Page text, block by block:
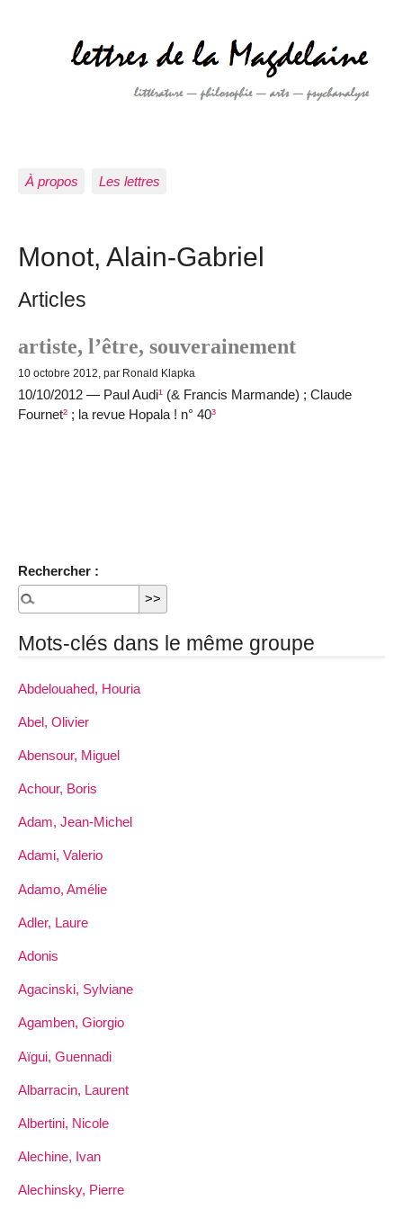
À propos Les lettres
Monot, Alain-Gabriel
Articles
artiste, l’être, souverainement
10 octobre 2012, par Ronald Klapka
10/10/2012 — Paul Audi¹ (& Francis Marmande) ; Claude
Fournet² ; la revue Hopala ! n° 40³
Rechercher :
Mots-clés dans le même groupe
Abdelouahed, Houria
Abel, Olivier
Abensour, Miguel
Achour, Boris
Adam, Jean-Michel
Adami, Valerio
Adamo, Amélie
Adler, Laure
Adonis
Agacinski, Sylviane
Agamben, Giorgio
Aïgui, Guennadi
Albarracin, Laurent
Albertini, Nicole
Alechine, Ivan
Alechinsky, Pierre